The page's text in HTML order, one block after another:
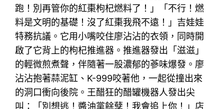
跑！別再管你的紅棗枸杞燃料了！」「不行！燃
料是文明的基礎！沒了紅棗我飛不遠！」吉娃娃
特務抗議。它用小嘴咬住廖沾沾的衣領，同時開
啟了它背上的枸杞推進器。推進器發出「滋滋」
的輕微煎煮聲，伴隨著一股濃郁的蔘味爆發。廖
沾沾抱著蒜泥缸、K-999咬著他，一起從撞出來
的洞口衝向後院。王醋狂的醋罐機器人發出尖
叫：「別想逃！醬油黨餘孽！我會追上你！」店